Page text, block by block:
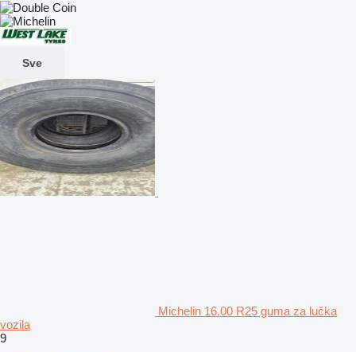
Sve
Michelin 16.00 R25 guma za lučka
vozila
9